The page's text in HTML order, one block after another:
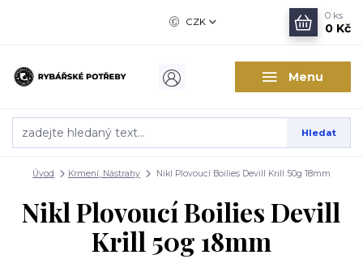
Menu
CZK
Hledat
0 ks
0 Kč
Úvod Krmení, Nástrahy Nikl Plovoucí Boilies Devill Krill 50g 18mm
Nikl Plovoucí Boilies Devill
Krill 50g 18mm